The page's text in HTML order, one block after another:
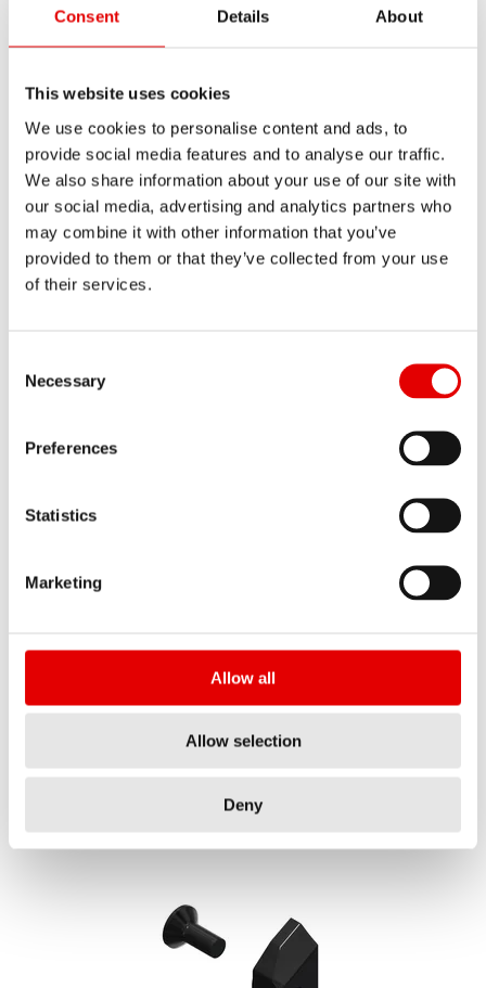
Consent Details About
This website uses cookies
We use cookies to personalise content and ads, to
provide social media features and to analyse our traffic.
We also share information about your use of our site with
our social media, advertising and analytics partners who
may combine it with other information that you’ve
provided to them or that they’ve collected from your use
of their services.
Necessary
Preferences
Statistics
Marketing
Allow all
Allow selection
Deny
Wiper seal kit Ø32 SKF
NÚMERO DE ARTÍCULO
FWKXXXXXXXXX46388S
NOMBRE ABREVIADO
WIPER SEAL KIT Ø32 SKF
Mostrar todo
NÚMERO DE ARTÍCULO
FXS10065899C
NOMBRE ABREVIADO
F132 ONE DEC FORK CAN 28 VI KIT